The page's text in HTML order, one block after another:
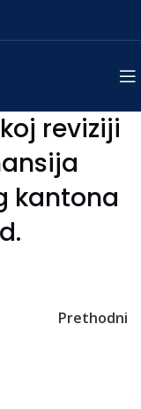
reviziji
kantona
Prethodni